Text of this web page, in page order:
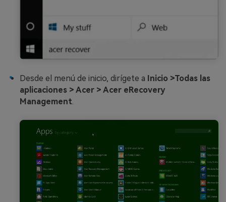
Desde el menú de inicio, dirígete a Inicio >Todas las
aplicaciones > Acer > Acer eRecovery
Management